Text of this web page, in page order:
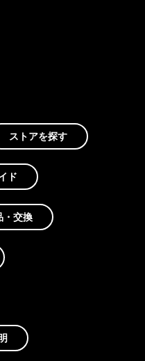
ストアを探す
ド
・交換